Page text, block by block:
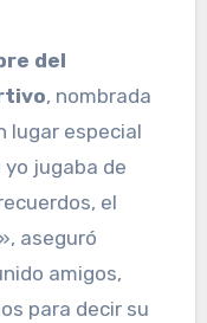
del
, nombrada
lugar especial
jugaba de
el
aseguró
amigos,
para decir su